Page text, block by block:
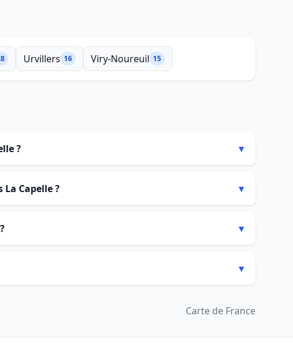
Urvillers 16 Viry-Noureuil 15
? ▼
Capelle ? ▼
▼
▼
Carte de France